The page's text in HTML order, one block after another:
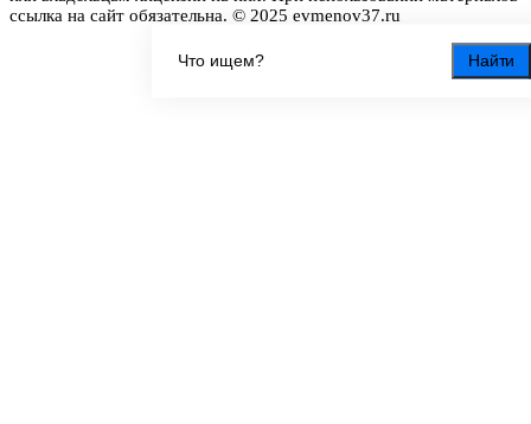
Найти
ссылка на сайт обязательна. © 2025 evmenov37.ru